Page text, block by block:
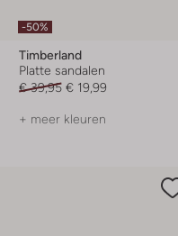
-50%
Timberland
Platte sandalen
€ 39,95 € 19,99
+ meer kleuren